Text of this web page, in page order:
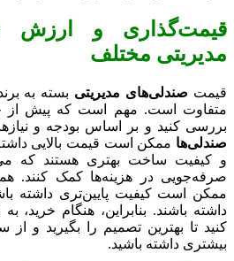
قیمت‌گذاری و ارزش
مدیریتی مختلف
قیمت صندلی‌های مدیریتی بسته به
متفاوت است. مهم است که پیش از
بررسی کنید و بر اساس بودجه و
صندلی‌ها ممکن است قیمت بالایی
و کیفیت ساخت بهتری هستند که
صرفه‌جویی در هزینه‌ها کمک کنند.
ممکن است کیفیت پایین‌تری داشته
داشته باشند. بنابراین، هنگام
کنید تا بهترین تصمیم را بگیرید و
بیشتری داشته باشید.